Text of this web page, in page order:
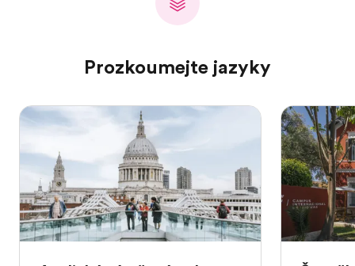
Prozkoumejte jazyky